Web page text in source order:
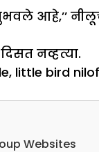
आहे,’’
नव्हत्या.
, little bird
Websites